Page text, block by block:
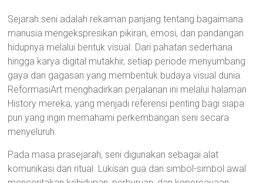
Sejarah seni adalah rekaman panjang tentang bagaimana
manusia mengekspresikan pikiran, emosi, dan pandangan
hidupnya melalui bentuk visual. Dari pahatan sederhana
hingga karya digital mutakhir, setiap periode menyumbang
gaya dan gagasan yang membentuk budaya visual dunia.
ReformasiArt menghadirkan perjalanan ini melalui halaman
History mereka, yang menjadi referensi penting bagi siapa
pun yang ingin memahami perkembangan seni secara
menyeluruh.
Pada masa prasejarah, seni digunakan sebagai alat
komunikasi dan ritual. Lukisan gua dan simbol-simbol awal